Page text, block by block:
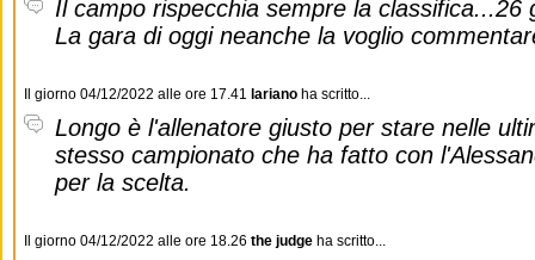
Il campo rispecchia sempre la classifica...26
La gara di oggi neanche la voglio
Il giorno 04/12/2022 alle ore 17.41 lariano ha scritto...
Longo è l'allenatore giusto per stare nelle
stesso campionato che ha fatto con
per la scelta.
Il giorno 04/12/2022 alle ore 18.26 the judge ha scritto...